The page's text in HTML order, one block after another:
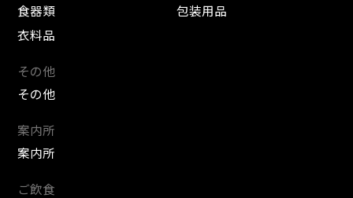
食器類
包装用品
衣料品
その他
その他
案内所
案内所
ご飲食